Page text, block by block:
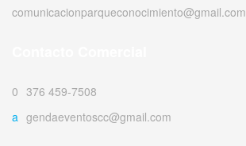
comunicacionparqueconocimiento@gmail.com
0376 459-7508
agendaeventoscc@gmail.com